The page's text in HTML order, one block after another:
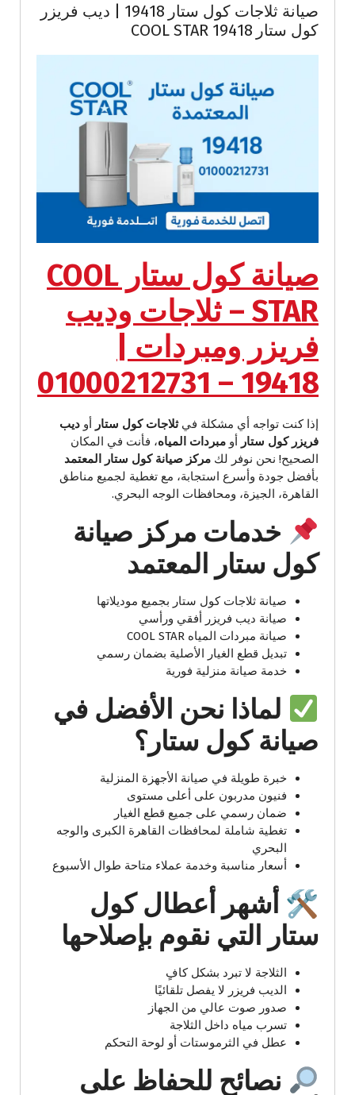
صيانة ثلاجات كول ستار 19418 | ديب فريزر
كول ستار 19418 COOL STAR
صيانة كول ستار COOL
STAR – ثلاجات وديب
فريزر ومبردات |
19418 – 01000212731
إذا كنت تواجه أي مشكلة في ثلاجات كول ستارأو ديب
فريزر كول ستارأو مبردات المياه، فأنت في المكان
الصحيح! نحن نوفر لك مركز صيانة كول ستار المعتمد
بأفضل جودة وأسرع استجابة، مع تغطية لجميع مناطق
القاهرة، الجيزة، ومحافظات الوجه البحري.
خدمات مركز صيانة
كول ستار المعتمد
صيانة ثلاجات كول ستار بجميع موديلاتها
صيانة ديب فريزر أفقي ورأسي
صيانة مبردات المياه COOL STAR
تبديل قطع الغيار الأصلية بضمان رسمي
خدمة صيانة منزلية فورية
لماذا نحن الأفضل في
صيانة كول ستار؟
خبرة طويلة في صيانة الأجهزة المنزلية
فنيون مدربون على أعلى مستوى
ضمان رسمي على جميع قطع الغيار
تغطية شاملة لمحافظات القاهرة الكبرى والوجه
البحري
أسعار مناسبة وخدمة عملاء متاحة طوال الأسبوع
🛠 أشهر أعطال كول
ستار التي نقوم بإصلاحها
الثلاجة لا تبرد بشكل كافٍ
الديب فريزر لا يفصل تلقائيًا
صدور صوت عالي من الجهاز
تسرب مياه داخل الثلاجة
عطل في الثرموستات أو لوحة التحكم
نصائح للحفاظ على